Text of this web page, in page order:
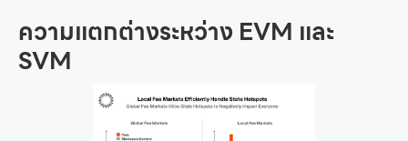
ความแตกต่างระหว่าง EVM และ
SVM